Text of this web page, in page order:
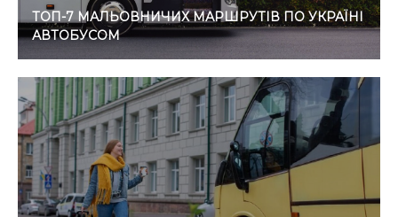
ТОП-7 МАЛЬОВНИЧИХ МАРШРУТІВ ПО УКРАЇНІ
АВТОБУСОМ